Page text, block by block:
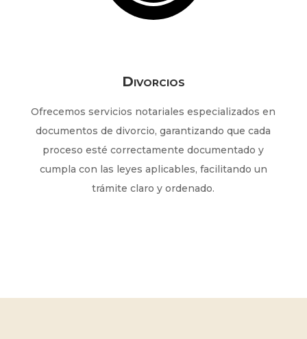
Divorcios
Ofrecemos servicios notariales especializados en
documentos de divorcio, garantizando que cada
proceso esté correctamente documentado y
cumpla con las leyes aplicables, facilitando un
trámite claro y ordenado.